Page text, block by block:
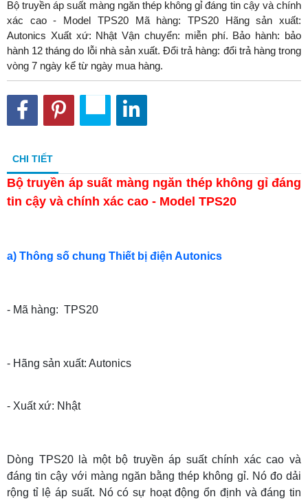
Bộ truyền áp suất màng ngăn thép không gỉ đáng tin cậy và chính
xác cao - Model TPS20 Mã hàng: TPS20 Hãng sản xuất:
Autonics Xuất xứ: Nhật Vận chuyển: miễn phí. Bảo hành: bảo
hành 12 tháng do lỗi nhà sản xuất. Đổi trả hàng: đổi trả hàng trong
vòng 7 ngày kể từ ngày mua hàng.
CHI TIẾT
Bộ truyền áp suất màng ngăn thép không gỉ đáng
tin cậy và chính xác cao - Model TPS20
a) Thông số chung Thiết bị điện Autonics
- Mã hàng: TPS20
- Hãng sản xuất: Autonics
- Xuất xứ: Nhật
Dòng TPS20 là một bộ truyền áp suất chính xác cao và
đáng tin cậy với màng ngăn bằng thép không gỉ. Nó đo dải
rộng tỉ lệ áp suất. Nó có sự hoạt động ổn định và đáng tin